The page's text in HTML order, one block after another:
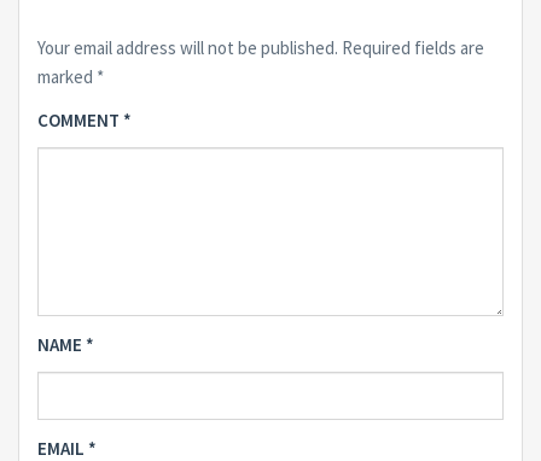
Your email address will not be published. Required fields are
marked *
COMMENT *
NAME *
EMAIL *